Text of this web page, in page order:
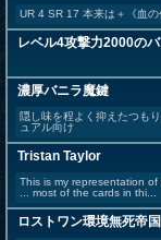
UR 4 SR 17 本来は＋《血の
レベル4攻撃力2000の
濃厚バニラ魔鍵
隠し味を程よく抑えたつも
ュアル向け
Tristan Taylor
This is my representation
... most of the cards in thi...
ロストワン環境無死帝国